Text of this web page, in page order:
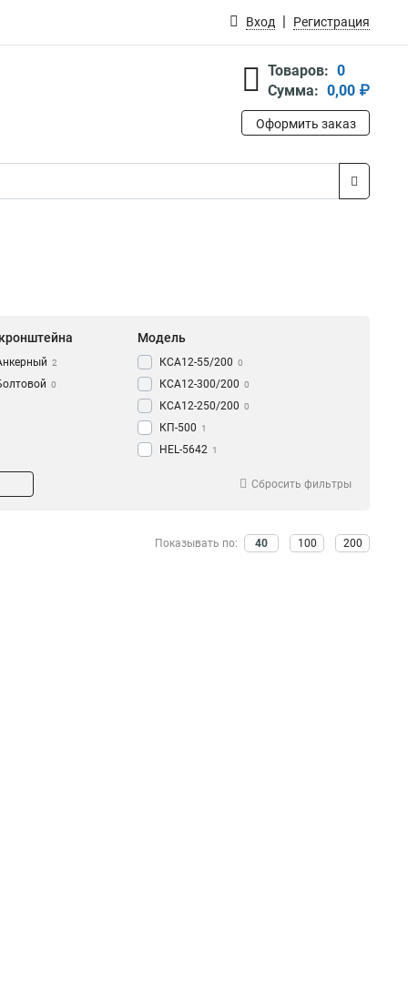
Вход Регистрация
Товаров: 0
Сумма: 0,00 ₽
Оформить заказ
2
0
Модель
КСА12-55/200 0
КСА12-300/200 0
КСА12-250/200 0
КП-500 1
HEL-5642 1
КМ-2800
Сбросить фильтры
Показывать по: 40 100 200